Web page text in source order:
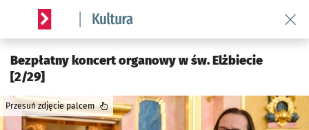
Serwis informacyjny wroclaw.pl podserwis: Kultura
Bezpłatny koncert organowy w św. Elżbiecie
[2/29]
Przesuń zdjęcie palcem